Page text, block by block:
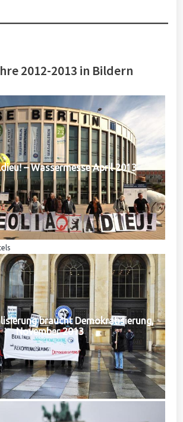
2012-2013 in Bildern
– Wassermesse April 2013
braucht Demokratisierung,
November 2013